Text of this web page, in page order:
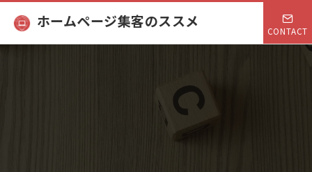
ホームページ集客のススメ
CONTACT